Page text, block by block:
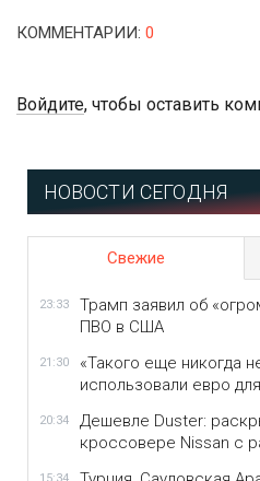
КОММЕНТАРИИ: 0
Войдите, чтобы оставить
НОВОСТИ СЕГОДНЯ
Свежие
23:33
Трамп заявил об
ПВО в США
21:30
«Такого еще никогда
использовали евро
20:34
Дешевле Duster:
кроссовере Nissan с